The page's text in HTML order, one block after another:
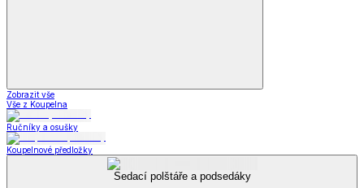
Zobrazit vše
Vše z Koupelna
Ručníky a osušky
Koupelnové předložky
Sedací polštáře a podsedáky